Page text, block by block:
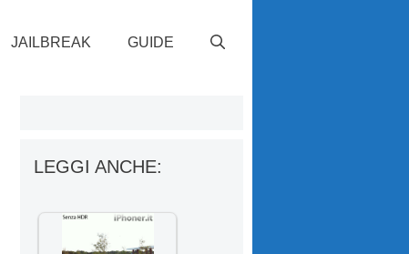
JAILBREAK GUIDE
LEGGI ANCHE: